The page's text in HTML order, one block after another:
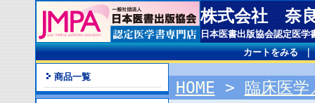
株式会社 奈
日本医書出版協会認定医
カートをみる
商品一覧
HOME > 臨床医学